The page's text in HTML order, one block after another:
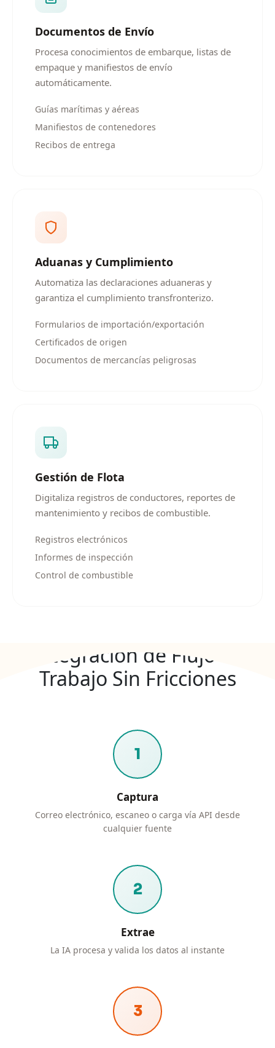
Documentos de Envío
Procesa conocimientos de embarque, listas de
empaque y manifiestos de envío
automáticamente.
Guías marítimas y aéreas
Manifiestos de contenedores
Recibos de entrega
Aduanas y Cumplimiento
Automatiza las declaraciones aduaneras y
garantiza el cumplimiento transfronterizo.
Formularios de importación/exportación
Certificados de origen
Documentos de mercancías peligrosas
Gestión de Flota
Digitaliza registros de conductores, reportes de
mantenimiento y recibos de combustible.
Registros electrónicos
Informes de inspección
Control de combustible
Integración de Flujo de
Trabajo Sin Fricciones
1
Captura
Correo electrónico, escaneo o carga vía API desde
cualquier fuente
2
Extrae
La IA procesa y valida los datos al instante
3